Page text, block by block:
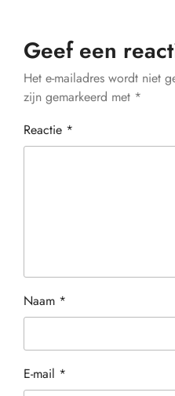
Geef een
Het e-mailadres wordt niet
zijn gemarkeerd met *
Reactie *
Naam *
E-mail *